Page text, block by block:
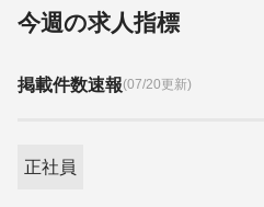
今週の求人指標
掲載件数速報(07/20更新)
正社員